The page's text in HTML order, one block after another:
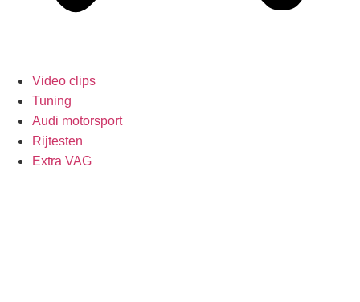
Video clips
Tuning
Audi motorsport
Rijtesten
Extra VAG